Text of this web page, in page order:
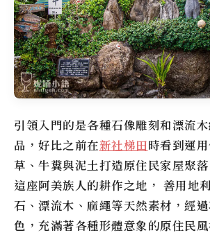
引領入門的是各種石像雕刻和漂流
品，好比之前在新社梯田時看到運
草、牛糞與泥土打造原住民家屋聚
這座阿美族人的耕作之地， 善用地
石、漂流木、麻繩等天然素材，經
色，充滿著各種形體意象的原住民